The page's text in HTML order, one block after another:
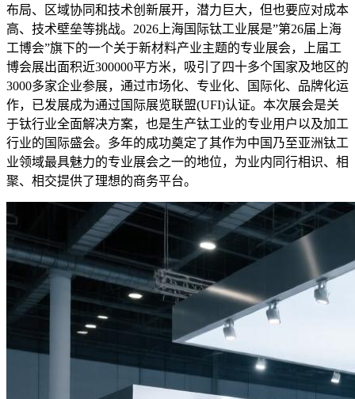
布局、区域协同和技术创新展开，潜力巨大，但也要应对成本
高、技术壁垒等挑战。2026上海国际钛工业展是”第26届上海
工博会”旗下的一个关于新材料产业主题的专业展会，上届工
博会展出面积近300000平方米，吸引了四十多个国家及地区的
3000多家企业参展，通过市场化、专业化、国际化、品牌化运
作，已发展成为通过国际展览联盟(UFI)认证。本次展会是关
于钛行业全面解决方案，也是生产钛工业的专业用户以及加工
行业的国际盛会。多年的成功奠定了其作为中国乃至亚洲钛工
业领域最具魅力的专业展会之一的地位，为业内同行相识、相
聚、相交提供了理想的商务平台。